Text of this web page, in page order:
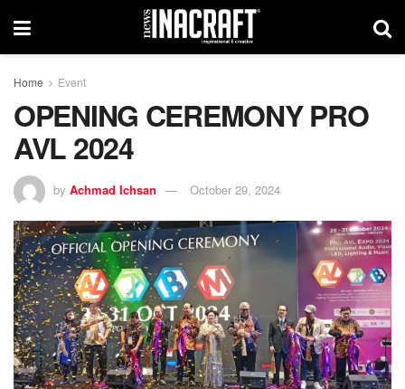
Home Event
OPENING CEREMONY PRO
AVL 2024
by Achmad Ichsan October 29, 2024